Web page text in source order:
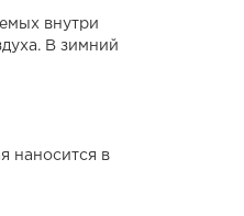
внутри
В зимний
наносится в